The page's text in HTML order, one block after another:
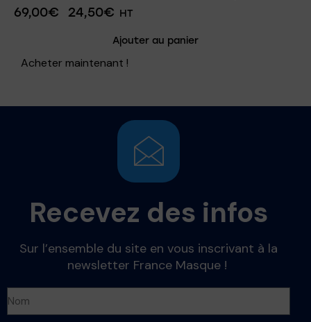
69,00€ 24,50€ HT
Ajouter au panier
Acheter maintenant !
Recevez des infos
Sur l’ensemble du site en vous inscrivant à la
newsletter France Masque !